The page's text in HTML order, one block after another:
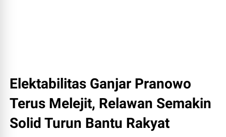
Elektabilitas Ganjar Pranowo
Terus Melejit, Relawan Semakin
Solid Turun Bantu Rakyat